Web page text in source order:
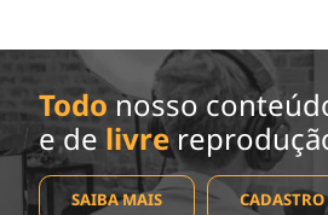
Todo nosso
e de livre
SAIBA MAIS